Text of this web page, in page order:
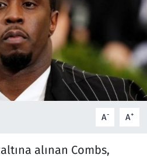
A- A+
alınan Combs,